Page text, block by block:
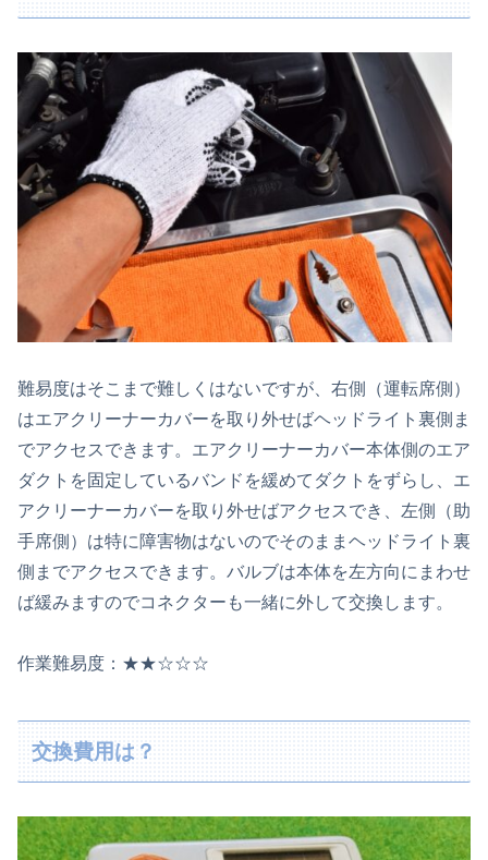
難易度はそこまで難しくはないですが、右側（運転席側）
はエアクリーナーカバーを取り外せばヘッドライト裏側ま
でアクセスできます。エアクリーナーカバー本体側のエア
ダクトを固定しているバンドを緩めてダクトをずらし、エ
アクリーナーカバーを取り外せばアクセスでき、左側（助
手席側）は特に障害物はないのでそのままヘッドライト裏
側までアクセスできます。バルブは本体を左方向にまわせ
ば緩みますのでコネクターも一緒に外して交換します。
作業難易度：★★☆☆☆
交換費用は？